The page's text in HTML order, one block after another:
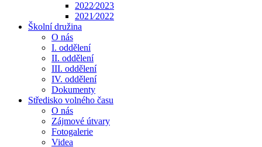
2022⁄2023
2021⁄2022
Školní družina
O nás
I. oddělení
II. oddělení
III. oddělení
IV. oddělení
Dokumenty
Středisko volného času
O nás
Zájmové útvary
Fotogalerie
Videa